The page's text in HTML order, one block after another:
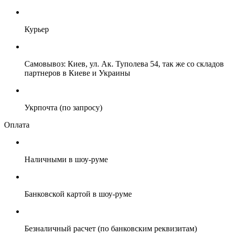
Курьер
Самовывоз: Киев, ул. Ак. Туполева 54, так же со складов
партнеров в Киеве и Украины
Укрпочта (по запросу)
Оплата
Наличными в шоу-руме
Банковской картой в шоу-руме
Безналичный расчет (по банковским реквизитам)